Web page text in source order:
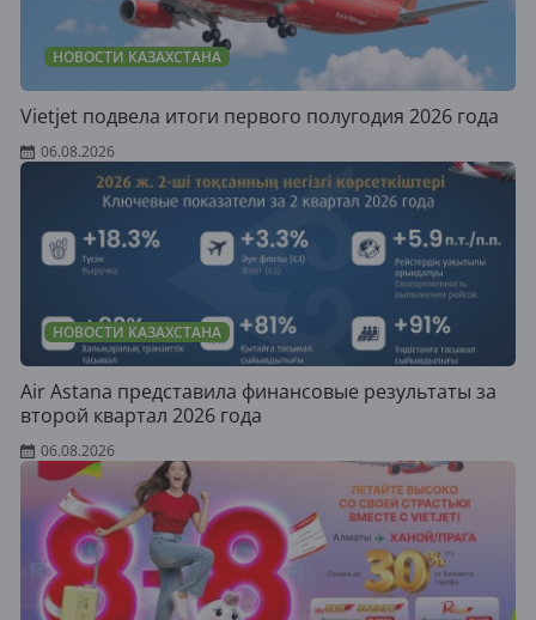
НОВОСТИ КАЗАХСТАНА
Vietjet подвела итоги первого полугодия 2026 года
06.08.2026
НОВОСТИ КАЗАХСТАНА
Air Astana представила финансовые результаты за
второй квартал 2026 года
06.08.2026